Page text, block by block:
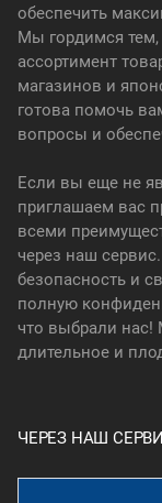
обеспечить
Мы гордимся
ассортимент
магазинов и
готова помочь
вопросы и
Если вы еще не
приглашаем вас
всеми
через наш
безопасность и
полную
что выбрали
длительное и
ЧЕРЕЗ НАШ